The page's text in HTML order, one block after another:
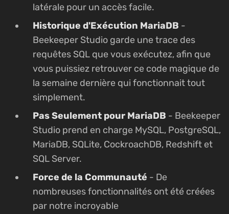
latérale pour un accès facile.
Historique d'Exécution MariaDB -
Beekeeper Studio garde une trace des
requêtes SQL que vous exécutez, afin que
vous puissiez retrouver ce code magique de
la semaine dernière qui fonctionnait tout
simplement.
Pas Seulement pour MariaDB - Beekeeper
Studio prend en charge MySQL, PostgreSQL,
MariaDB, SQLite, CockroachDB, Redshift et
SQL Server.
Force de la Communauté - De
nombreuses fonctionnalités ont été créées
par notre incroyable